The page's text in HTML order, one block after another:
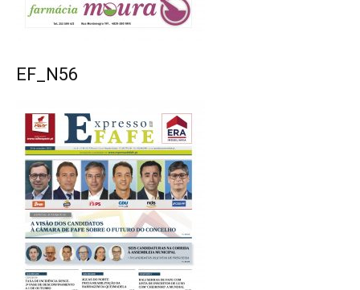
EF_N56